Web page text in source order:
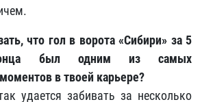
что гол в ворота «Сибири» за 5
был одним из самых
в твоей карьере?
удается забивать за несколько